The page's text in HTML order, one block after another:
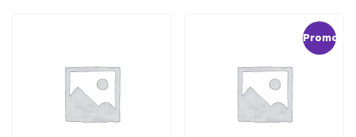
Promo !